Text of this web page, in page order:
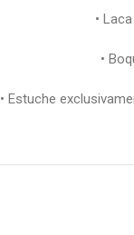
•
•
• Estuche